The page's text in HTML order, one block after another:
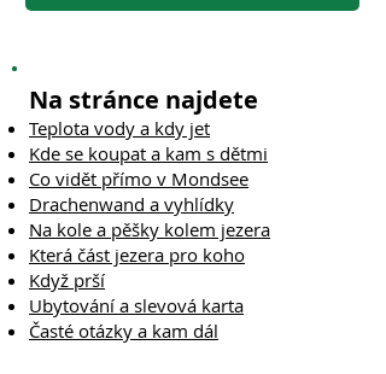
Na stránce najdete
Teplota vody a kdy jet
Kde se koupat a kam s dětmi
Co vidět přímo v Mondsee
Drachenwand a vyhlídky
Na kole a pěšky kolem jezera
Která část jezera pro koho
Když prší
Ubytování a slevová karta
Časté otázky a kam dál